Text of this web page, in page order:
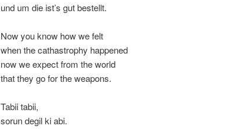
und um die ist’s gut bestellt.
Now you know how we felt
when the cathastrophy happened
now we expect from the world
that they go for the weapons.
Tabii tabii,
sorun degil ki abi.